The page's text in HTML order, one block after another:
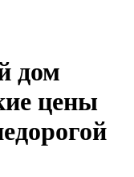
дом
цены